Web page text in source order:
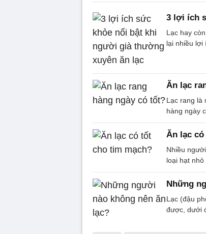
3 lợi ích
Lạc hay
lại nhiều lợi
Ăn lạc
Lạc rang là
hàng ngày
Ăn lạc
Nhiều
loại hạt
Những
Lạc (đậu
được, dưới